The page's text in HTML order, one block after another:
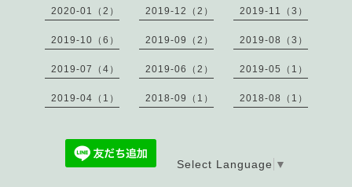
2020-01（2） 2019-12（2） 2019-11（3）
2019-10（6） 2019-09（2） 2019-08（3）
2019-07（4） 2019-06（2） 2019-05（1）
2019-04（1） 2018-09（1） 2018-08（1）
Select Language ▼